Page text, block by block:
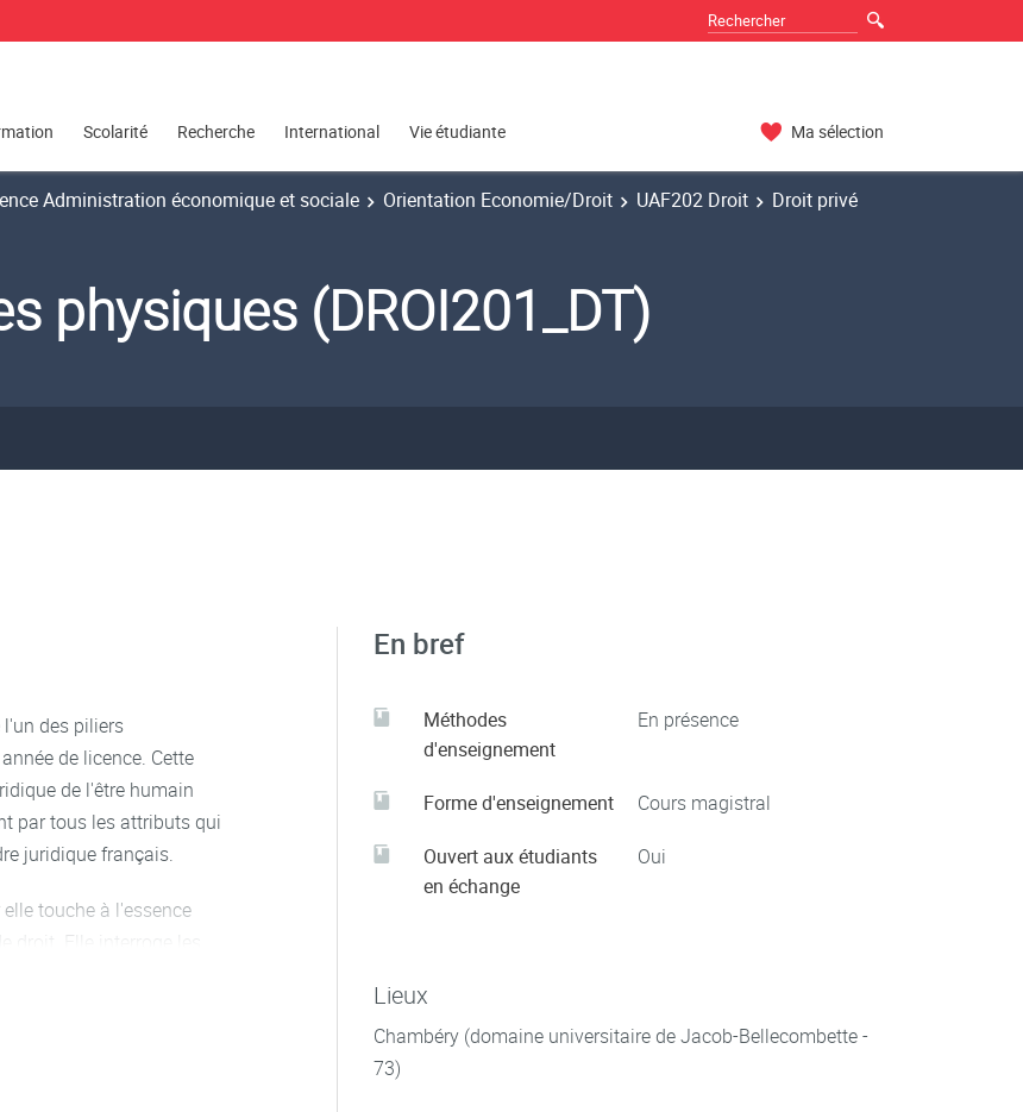
Scolarité Recherche International Vie étudiante Ma sélection
Administration économique et sociale Orientation Economie/Droit UAF202 Droit
Droit privé
physiques (DROI201_DT)
des piliers
de licence. Cette
de l'être humain
par tous les attributs qui
juridique français.
touche à l'essence
droit. Elle interroge les
le droit
les moyens d'agir en
des questions
avec les débats
En bref
Méthodes
d'enseignement
En présence
Forme d'enseignement Cours magistral
Ouvert aux étudiants
en échange
Oui
Lieux
Chambéry (domaine universitaire de Jacob-Bellecombette -
73)